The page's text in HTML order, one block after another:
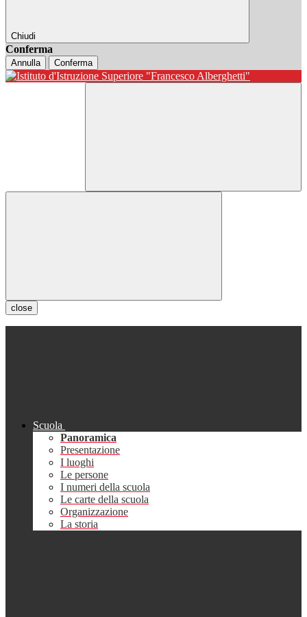
Chiudi
Conferma
Annulla Conferma
close
Scuola
Panoramica
Presentazione
I luoghi
Le persone
I numeri della scuola
Le carte della scuola
Organizzazione
La storia